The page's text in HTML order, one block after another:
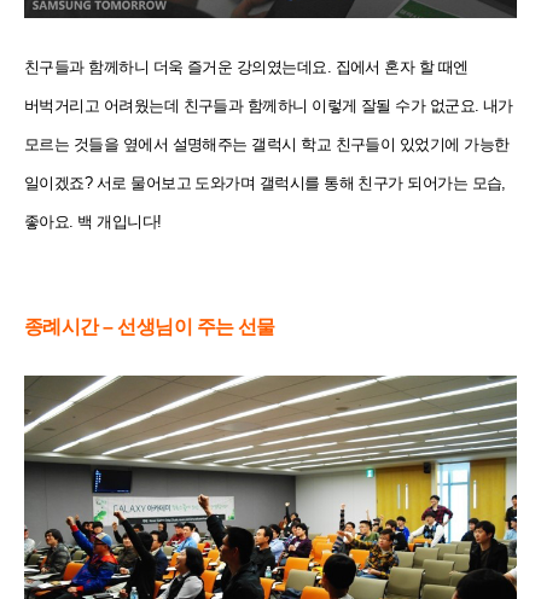
친구들과 함께하니 더욱 즐거운 강의였는데요. 집에서 혼자 할 때엔
버벅거리고 어려웠는데 친구들과 함께하니 이렇게 잘될 수가 없군요. 내가
모르는 것들을 옆에서 설명해주는 갤럭시 학교 친구들이 있었기에 가능한
일이겠죠? 서로 물어보고 도와가며 갤럭시를 통해 친구가 되어가는 모습,
좋아요. 백 개입니다!
종례시간 – 선생님이 주는 선물